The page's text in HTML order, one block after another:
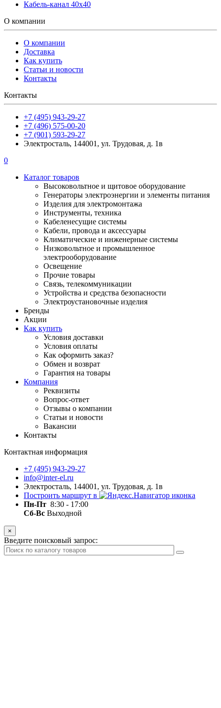
Кабель-канал 40х40
О компании
О компании
Доставка
Как купить
Статьи и новости
Контакты
Контакты
+7 (495) 943-29-27
+7 (496) 575-00-20
+7 (901) 593-29-27
Электросталь, 144001, ул. Трудовая, д. 1в
0
Каталог товаров
Высоковольтное и щитовое оборудование
Генераторы электроэнергии и элементы питания
Изделия для электромонтажа
Инструменты, техника
Кабеленесущие системы
Кабели, провода и аксессуары
Климатические и инженерные системы
Низковольтное и промышленное
электрооборудование
Освещение
Прочие товары
Связь, телекоммуникации
Устройства и средства безопасности
Электроустановочные изделия
Бренды
Акции
Как купить
Условия доставки
Условия оплаты
Как оформить заказ?
Обмен и возврат
Гарантия на товары
Компания
Реквизиты
Вопрос-ответ
Отзывы о компании
Статьи и новости
Вакансии
Контакты
Контактная информация
+7 (495) 943-29-27
info@inter-el.ru
Электросталь, 144001, ул. Трудовая, д. 1в
Построить маршрут в
Пн-Пт 8:30 - 17:00
Сб-Вс Выходной
×
Введите поисковый запрос: